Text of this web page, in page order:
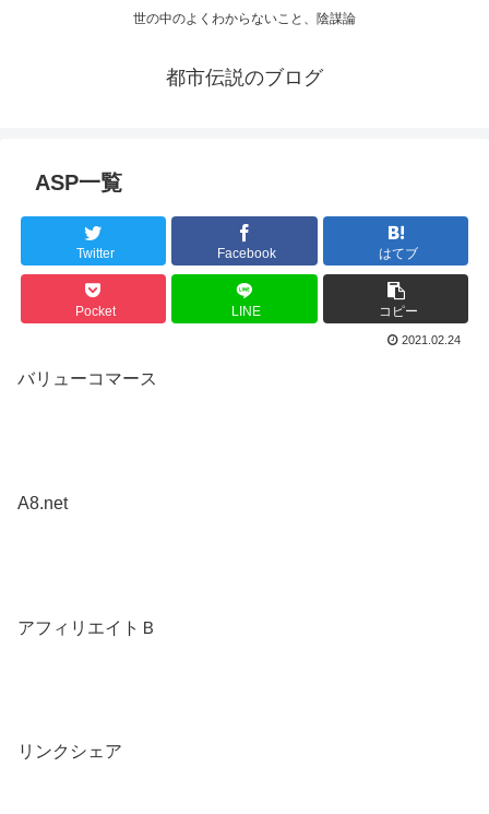
世の中のよくわからないこと、陰謀論
都市伝説のブログ
ASP一覧
Twitter Facebook はてブ
Pocket LINE コピー
2021.02.24
バリューコマース
A8.net
アフィリエイトＢ
リンクシェア